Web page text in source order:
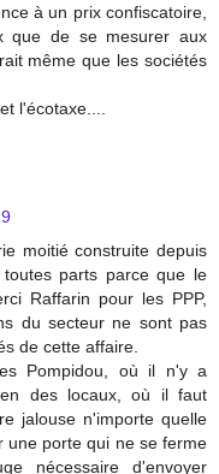
à un prix confiscatoire,
que de se mesurer aux
même que les sociétés
l'écotaxe....
moitié construite depuis
parts parce que le
Raffarin pour les PPP,
du secteur ne sont pas
de cette affaire.
Pompidou, où il n'y a
des locaux, où il faut
jalouse n'importe quelle
une porte qui ne se ferme
nécessaire d'envoyer